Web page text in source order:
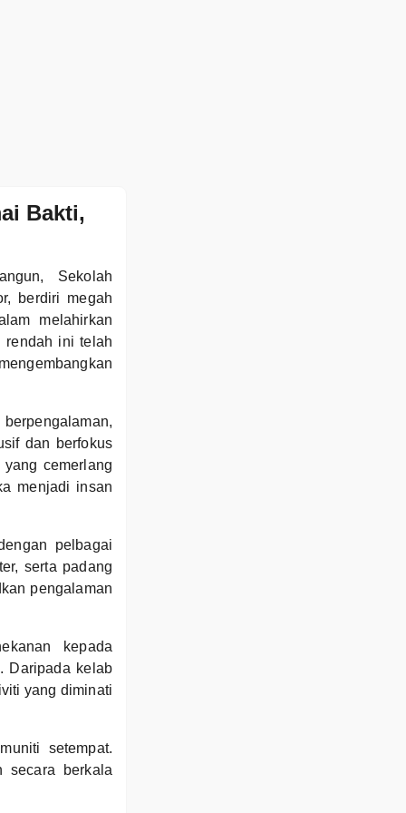
Bakti,
Sekolah
berdiri megah
melahirkan
rendah ini telah
dan berfokus
cemerlang
menjadi insan
pelbagai
serta padang
pengalaman
kepada
Daripada kelab
yang diminati
setempat.
secara berkala